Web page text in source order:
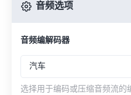
音频选项
音频编解码器
汽车
选择用于编码或压缩音频流